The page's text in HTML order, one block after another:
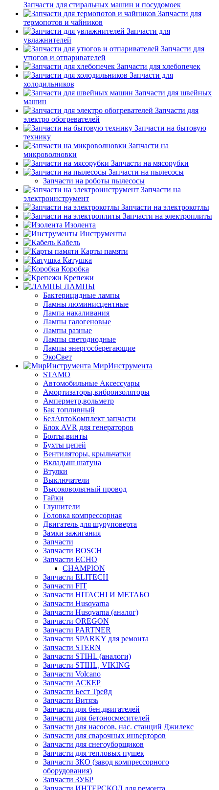
Запчасти для стиральных машин и посудомоек
Запчасти для
термопотов и чайников
Запчасти для
увлажнителей
Запчасти для
утюгов и отпаривателей
Запчасти для хлебопечек
Запчасти для
холодильников
Запчасти для швейных
машин
Запчасти для
электро обогревателей
Запчасти на бытовую
технику
Запчасти на
микроволновки
Запчасти на мясорубки
Запчасти на пылесосы
Запчасти на роботы пылесосы
Запчасти на
электроинструмент
Запчасти на электрокотлы
Запчасти на электроплиты
Изолента
Инструменты
Кабель
Карты памяти
Катушка
Коробка
Крепежи
ЛАМПЫ
Бактерицидные лампы
Ламны люминисцентные
Лампа накаливания
Лампы галогеновые
Лампы разные
Лампы светодиодные
Лампы энергосберегающие
ЭкоСвет
МирИнструмента
STAMO
Автомобильные Аксессуары
Амортизаторы,виброизоляторы
Амперметр,вольметр
Бак топливный
БелАвтоКомплект запчасти
Блок AVR для генераторов
Болты,винты
Бухты цепей
Вентиляторы, крыльчатки
Вкладыш шатуна
Втулки
Выключатели
Высоковольтный провод
Гайки
Глушители
Головка компрессорная
Двигатель для шуруповерта
Замки зажигания
Запчасти
Запчасти BOSCH
Запчасти ECHO
CHAMPION
Запчасти ELITECH
Запчасти FIT
Запчасти HITACHI И МЕТАБО
Запчасти Husqvarna
Запчасти Husqvarna (аналог)
Запчасти OREGON
Запчасти PARTNER
Запчасти SPARKY для ремонта
Запчасти STERN
Запчасти STIHL (аналоги)
Запчасти STIHL, VIKING
Запчасти Volcano
Запчасти АСКЕР
Запчасти Бест Трейд
Запчасти Витязь
Запчасти для бен.двигателей
Запчасти для бетоносмесителей
Запчасти для насосов, нас. станций Джилекс
Запчасти для сварочных инверторов
Запчасти для снегоуборщиков
Запчасти для тепловых пушек
Запчасти ЗКО (завод компрессорного
оборудования)
Запчасти ЗУБР
Запчасти ИНТЕРСКОЛ для ремонта